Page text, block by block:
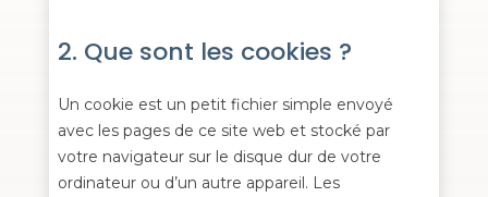
2. Que sont les cookies ?
Un cookie est un petit fichier simple envoyé
avec les pages de ce site web et stocké par
votre navigateur sur le disque dur de votre
ordinateur ou d’un autre appareil. Les